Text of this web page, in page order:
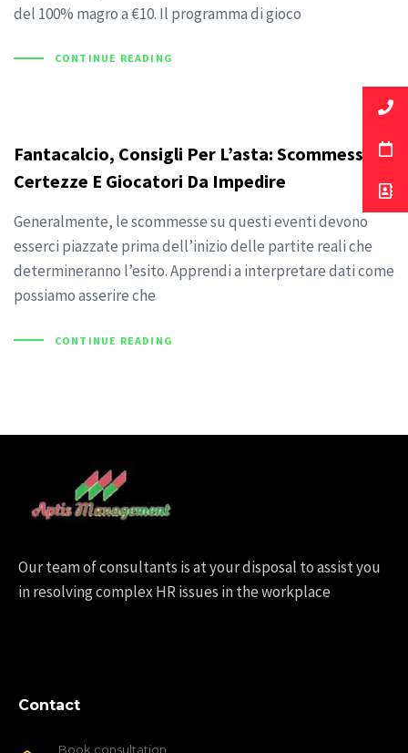
del 100% magro a €10. Il programma di gioco
CONTINUE READING
Fantacalcio, Consigli Per L’asta: Scommesse,
Certezze E Giocatori Da Impedire
Generalmente, le scommesse su questi eventi devono
esserci piazzate prima dell’inizio delle partite reali che
determineranno l’esito. Apprendi a interpretare dati come
possiamo asserire che
CONTINUE READING
Our team of consultants is at your disposal to assist you
in resolving complex HR issues in the workplace
Contact
Book consultation